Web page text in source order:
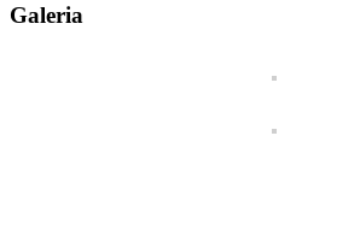
Galeria